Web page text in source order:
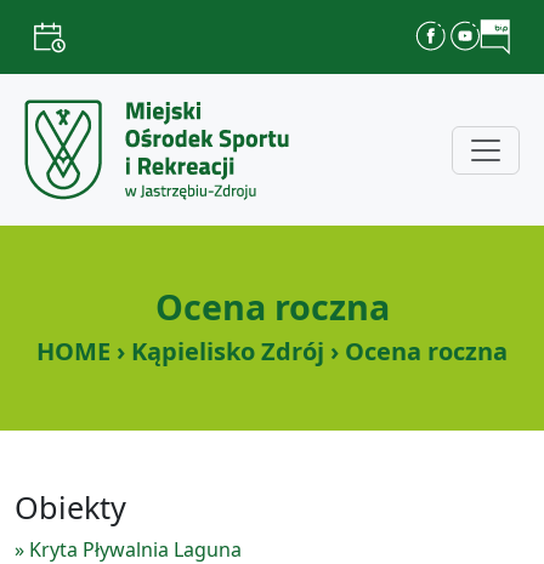
Ocena roczna
HOME › Kąpielisko Zdrój › Ocena roczna
Obiekty
» Kryta Pływalnia Laguna